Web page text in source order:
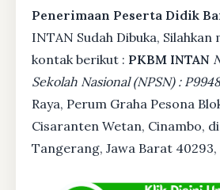
Penerimaan Peserta Didik
INTAN Sudah Dibuka, Silahkan
kontak berikut : PKBM INTAN
Sekolah Nasional (NPSN) :
Raya, Perum Graha Pesona
Cisaranten Wetan, Cinambo,
Tangerang, Jawa Barat